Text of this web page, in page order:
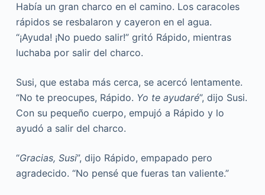
Había un gran charco en el camino. Los caracoles
rápidos se resbalaron y cayeron en el agua.
“¡Ayuda! ¡No puedo salir!” gritó Rápido, mientras
luchaba por salir del charco.
Susi, que estaba más cerca, se acercó lentamente.
“No te preocupes, Rápido. Yo te ayudaré”, dijo Susi.
Con su pequeño cuerpo, empujó a Rápido y lo
ayudó a salir del charco.
“Gracias, Susi”, dijo Rápido, empapado pero
agradecido. “No pensé que fueras tan valiente.”